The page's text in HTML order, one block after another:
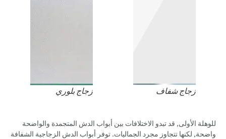
زجاج شفاف زجاج بلوري
للوهلة الأولى, قد تبدو الاختلافات بين أبواب الدش المتجمدة والواضحة
واضحة, لكنها تتجاوز مجرد الجماليات. توفر أبواب الدش الزجاجية الشفافة